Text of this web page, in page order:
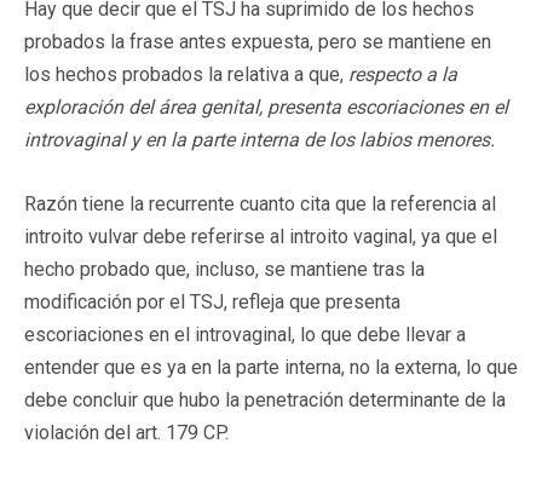
Hay que decir que el TSJ ha suprimido de los hechos
probados la frase antes expuesta, pero se mantiene en
los hechos probados la relativa a que, respecto a la
exploración del área genital, presenta escoriaciones en el
introvaginal y en la parte interna de los labios menores.
Razón tiene la recurrente cuanto cita que la referencia al
introito vulvar debe referirse al introito vaginal, ya que el
hecho probado que, incluso, se mantiene tras la
modificación por el TSJ, refleja que presenta
escoriaciones en el introvaginal, lo que debe llevar a
entender que es ya en la parte interna, no la externa, lo que
debe concluir que hubo la penetración determinante de la
violación del art. 179 CP.